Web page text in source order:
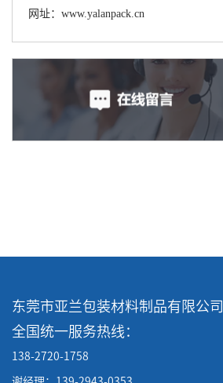
网址：www.yalanpack.cn
东莞市亚兰包装材料制品有限公司
全国统一服务热线：
138-2720-1758